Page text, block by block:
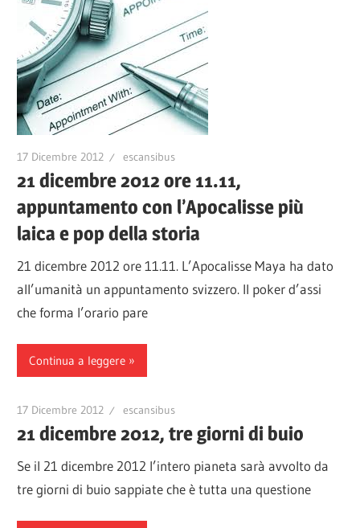
17 Dicembre 2012 escansibus
21 dicembre 2012 ore 11.11,
appuntamento con l’Apocalisse più
laica e pop della storia
21 dicembre 2012 ore 11.11. L’Apocalisse Maya ha dato
all’umanità un appuntamento svizzero. Il poker d’assi
che forma l’orario pare
Continua a leggere
17 Dicembre 2012 escansibus
21 dicembre 2012, tre giorni di buio
Se il 21 dicembre 2012 l’intero pianeta sarà avvolto da
tre giorni di buio sappiate che è tutta una questione